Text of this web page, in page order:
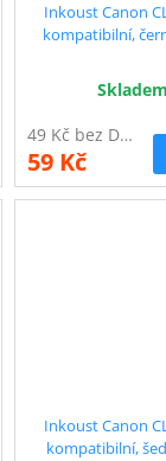
Inkoust Canon
kompatibilní,
Skladem
49 Kč bez DPH
59 Kč
Inkoust Canon
kompatibilní,